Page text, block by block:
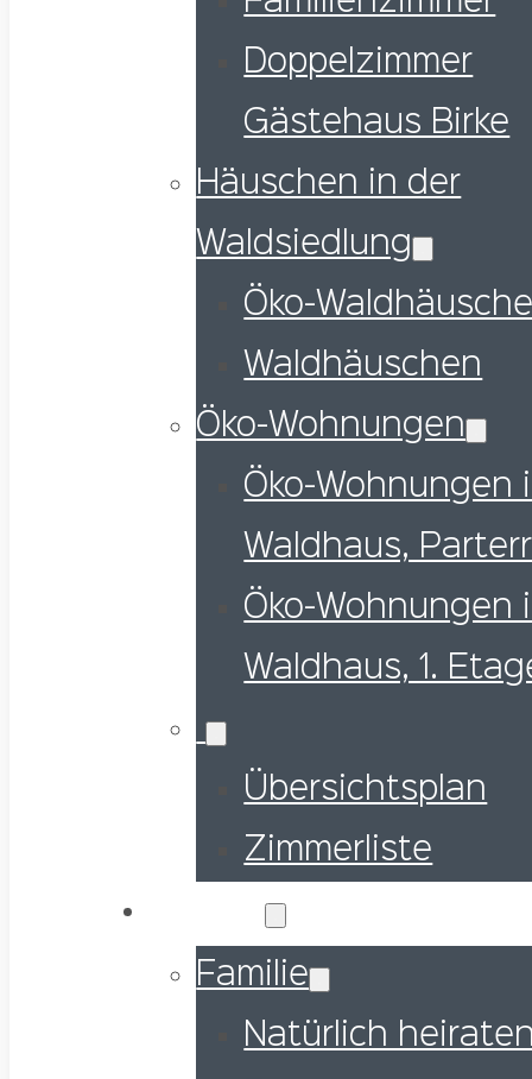
Doppelzimmer
Gästehaus Birke
Häuschen in der
Waldsiedlung
Öko-
Waldhäuschen
Öko-Wohnungen
Öko-Wohnungen
Waldhaus,
Öko-Wohnungen
Waldhaus, 1.
Übersichtsplan
Zimmerliste
Familie
Natürlich